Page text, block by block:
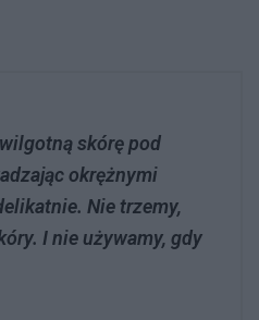
skórę pod
okrężnymi
Nie trzemy,
I nie używamy, gdy